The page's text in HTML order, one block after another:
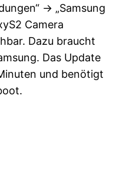
-> „Samsung
Camera
Dazu braucht
Das Update
und benötigt